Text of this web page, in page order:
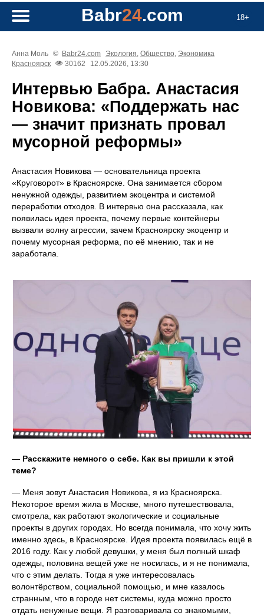
18+
Babr24.com
Анна Моль © Babr24.com Экология, Общество, Экономика
Красноярск
30162 12.05.2026, 13:30
Интервью Бабра. Анастасия
Новикова: «Поддержать нас
— значит признать провал
мусорной реформы»
Анастасия Новикова — основательница проекта
«Круговорот» в Красноярске. Она занимается сбором
ненужной одежды, развитием экоцентра и системой
переработки отходов. В интервью она рассказала, как
появилась идея проекта, почему первые контейнеры
вызвали волну агрессии, зачем Красноярску экоцентр и
почему мусорная реформа, по её мнению, так и не
заработала.
— Расскажите немного о себе. Как вы пришли к этой
теме?
— Меня зовут Анастасия Новикова, я из Красноярска.
Некоторое время жила в Москве, много путешествовала,
смотрела, как работают экологические и социальные
проекты в других городах. Но всегда понимала, что хочу жить
именно здесь, в Красноярске. Идея проекта появилась ещё в
2016 году. Как у любой девушки, у меня был полный шкаф
одежды, половина вещей уже не носилась, и я не понимала,
что с этим делать. Тогда я уже интересовалась
волонтёрством, социальной помощью, и мне казалось
странным, что в городе нет системы, куда можно просто
отдать ненужные вещи. Я разговаривала со знакомыми,